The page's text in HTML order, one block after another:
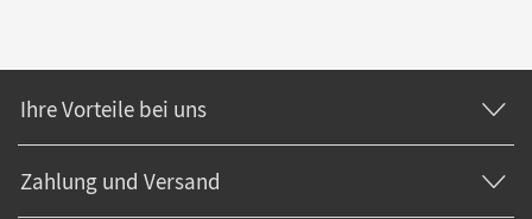
Ihre Vorteile bei uns
Zahlung und Versand